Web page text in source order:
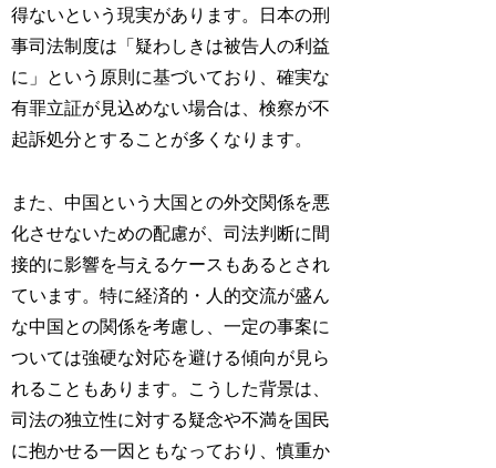
得ないという現実があります。日本の刑
事司法制度は「 疑わしきは被告人の利益
に 」という原則に基づいており、確実な
有罪立証が見込めない場合は、検察が不
起訴処分とすることが多くなります。
また、中国という大国との外交関係を悪
化させないための配慮が、司法判断に間
接的に影響を与えるケースもあるとされ
ています。特に経済的・人的交流が盛ん
な中国との関係を考慮し、一定の事案に
ついては強硬な対応を避ける傾向が見ら
れることもあります。こうした背景は、
司法の独立性に対する疑念や不満を国民
に抱かせる一因ともなっており、慎重か